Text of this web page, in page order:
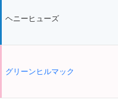
ヘニーヒューズ
グリーンヒルマック